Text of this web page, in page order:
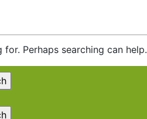
for. Perhaps searching can help.